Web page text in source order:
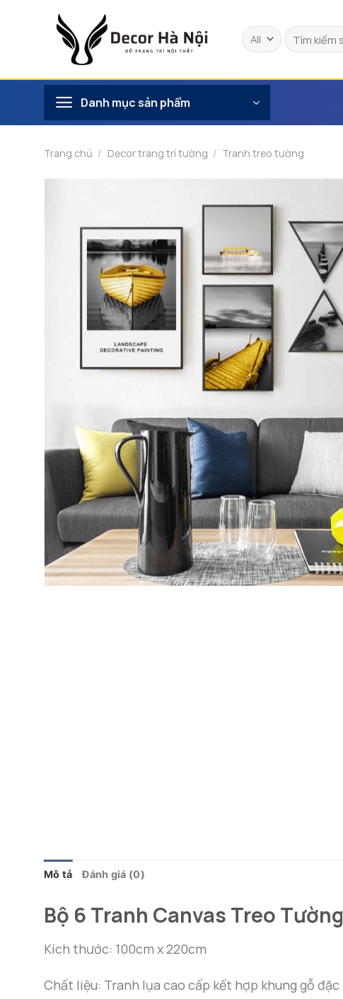
Tìm
kiếm:
Danh mục sản phẩm
Trang chủ / Decor trang trí tường / Tranh treo tường
Mô tả Đánh giá (0)
Bộ 6 Tranh Canvas Treo Tường
Kích thước: 100cm x 220cm
Chất liệu: Tranh lụa cao cấp kết hợp khung gỗ đặc